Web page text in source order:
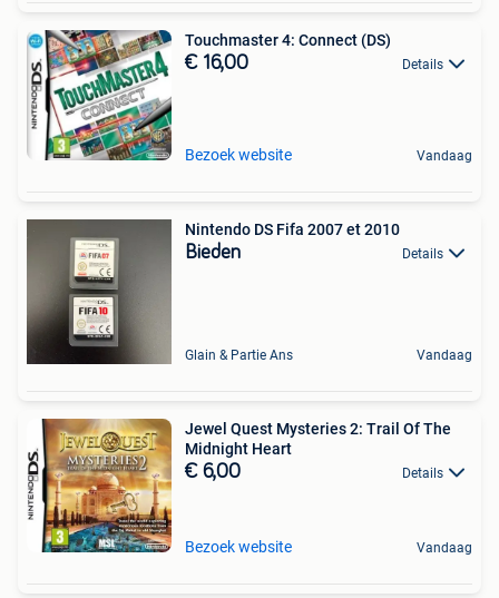
Touchmaster 4: Connect (DS)
€ 16,00 Details
Bezoek website Vandaag
Nintendo DS Fifa 2007 et 2010
Bieden Details
Glain & Partie Ans Vandaag
Jewel Quest Mysteries 2: Trail Of The
Midnight Heart
€ 6,00 Details
Bezoek website Vandaag